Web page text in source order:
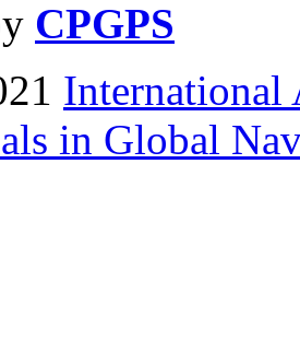
CPGPS
International
in Global